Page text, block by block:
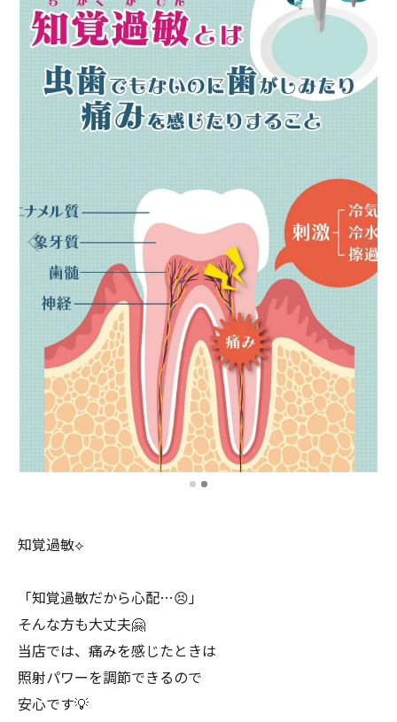
知覚過敏⟡
「知覚過敏だから心配…😣」
そんな方も大丈夫🤗
当店では、痛みを感じたときは
照射パワーを調節できるので
安心です💡